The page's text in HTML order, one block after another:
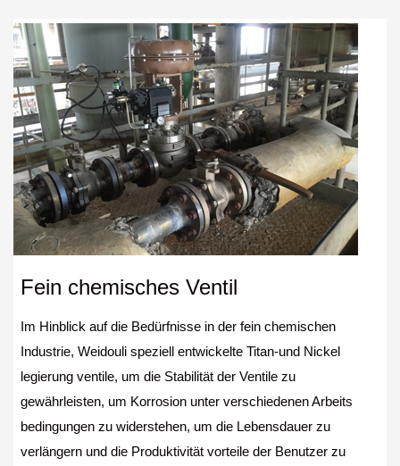
Fein chemisches Ventil
Im Hinblick auf die Bedürfnisse in der fein chemischen
Industrie, Weidouli speziell entwickelte Titan-und Nickel
legierung ventile, um die Stabilität der Ventile zu
gewährleisten, um Korrosion unter verschiedenen Arbeits
bedingungen zu widerstehen, um die Lebensdauer zu
verlängern und die Produktivität vorteile der Benutzer zu